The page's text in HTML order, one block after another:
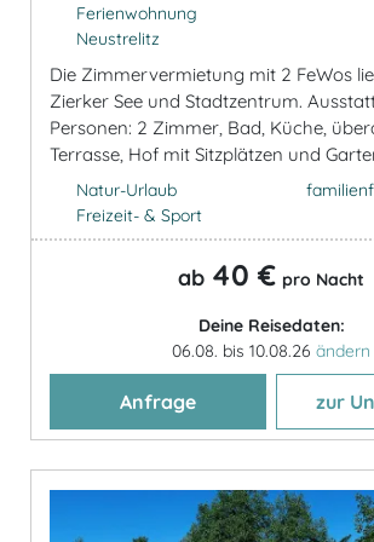
Ferienwohnung
Neustrelitz
Die Zimmervermietung mit 2 FeWos
Zierker See und Stadtzentrum.
Personen: 2 Zimmer, Bad, Küche,
Terrasse, Hof mit Sitzplätzen und
Natur-Urlaub
Freizeit- & Sport
ab 40 € pro Nacht
Deine Reisedaten:
06.08. bis 10.08.26 ändern
Anfrage zur